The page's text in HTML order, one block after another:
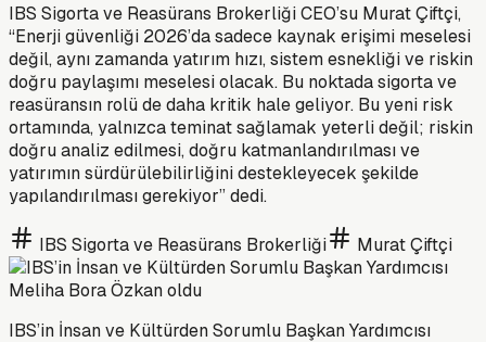
IBS Sigorta ve Reasürans Brokerliği CEO’su Murat Çiftçi,
“Enerji güvenliği 2026’da sadece kaynak erişimi meselesi
değil, aynı zamanda yatırım hızı, sistem esnekliği ve riskin
doğru paylaşımı meselesi olacak. Bu noktada sigorta ve
reasüransın rolü de daha kritik hale geliyor. Bu yeni risk
ortamında, yalnızca teminat sağlamak yeterli değil; riskin
doğru analiz edilmesi, doğru katmanlandırılması ve
yatırımın sürdürülebilirliğini destekleyecek şekilde
yapılandırılması gerekiyor” dedi.
IBS Sigorta ve Reasürans Brokerliği Murat Çiftçi
IBS’in İnsan ve Kültürden Sorumlu Başkan Yardımcısı